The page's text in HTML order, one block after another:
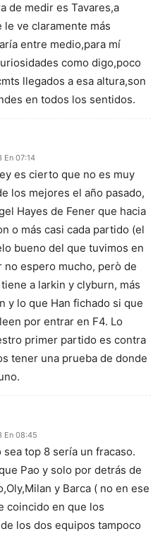
de medir es Tavares,a
le ve claramente más
entre medio,para mí
como digo,poco
llegados a esa altura,son
en todos los sentidos.
En 07:14
es cierto que no es muy
los mejores el año pasado,
Hayes de Fener que hacia
o más casi cada partido (el
bueno del que tuvimos en
no espero mucho, però de
a larkin y clyburn, más
y lo que Han fichado si que
por entrar en F4. Lo
primer partido es contra
tener una prueba de donde
En 08:45
top 8 sería un fracaso.
Pao y solo por detrás de
y Barca ( no en ese
coincido en que los
los dos equipos tampoco